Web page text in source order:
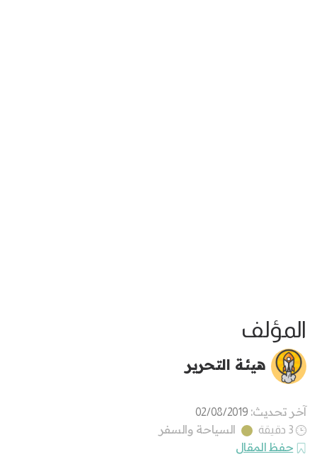
المؤلف
هيئة التحرير
آخر تحديث: 02/08/2019
3 دقيقة
السياحة والسفر
حفظ المقال